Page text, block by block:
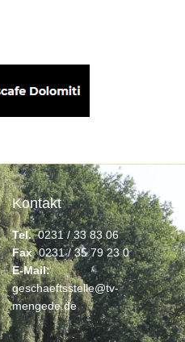
Kontakt
Tel.0231 / 33 83 06
Fax0231 / 35 79 23 0
E-Mail:
geschaeftsstelle@tv-
mengede.de